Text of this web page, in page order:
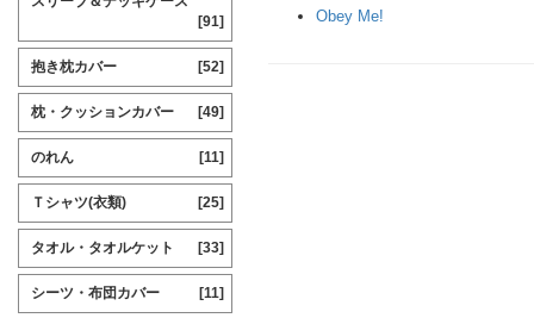
Obey Me!
[91]
抱き枕カバー [52]
枕・クッションカバー [49]
のれん [11]
Ｔシャツ(衣類) [25]
タオル・タオルケット [33]
シーツ・布団カバー [11]